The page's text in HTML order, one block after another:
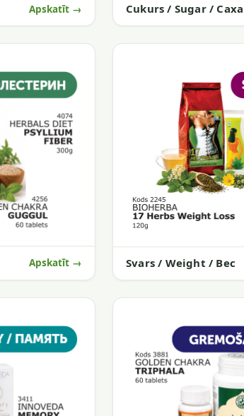
Apskatīt → Cukurs / Sugar /
Apskatīt → Svars / Weight / Вес